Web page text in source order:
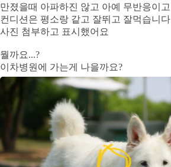
만졌을때 아파하진 않고 아예 무반응이고
컨디션은 평소랑 같고 잘뛰고 잘먹습니다
사진 첨부하고 표시했어요
뭘까요...?
이차병원에 가는게 나을까요?